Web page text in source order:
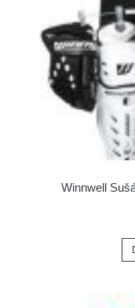
Winnwell